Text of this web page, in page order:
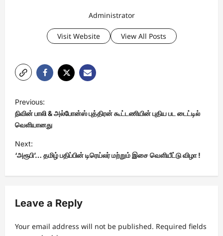
Administrator
Visit Website View All Posts
o
s
t
n
a
i
Previous:
நிவின் பாலி & அல்போன்ஸ் புத்திரன் கூட்டணியின் புதிய பட டைட்டில்
வெளியானது
Next:
‘அரூபி’… தமிழ் பதிப்பின் டிரெய்லர் மற்றும் இசை வெளியீட்டு விழா !
Leave a Reply
Your email address will not be published. Required fields